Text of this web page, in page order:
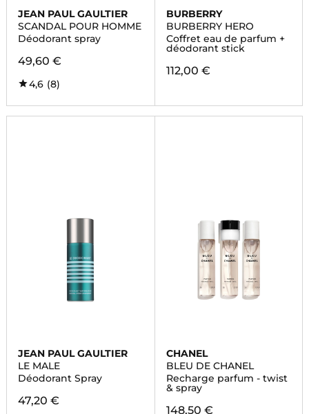
JEAN PAUL GAULTIER
SCANDAL POUR HOMME
Déodorant spray
49,60 €
4,6 (8)
BURBERRY
BURBERRY HERO
Coffret eau de parfum +
déodorant stick
112,00 €
JEAN PAUL GAULTIER
LE MALE
Déodorant Spray
47,20 €
CHANEL
BLEU DE CHANEL
Recharge parfum - twist
& spray
148,50 €